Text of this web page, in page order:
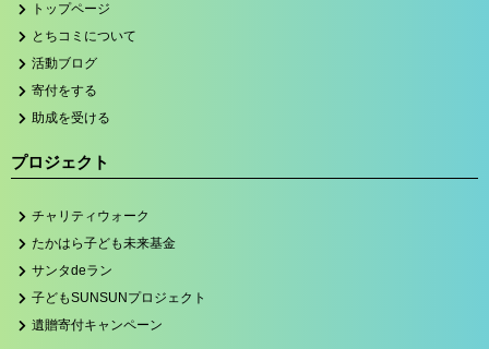
トップページ
とちコミについて
活動ブログ
寄付をする
助成を受ける
プロジェクト
チャリティウォーク
たかはら子ども未来基金
サンタdeラン
子どもSUNSUNプロジェクト
遺贈寄付キャンペーン